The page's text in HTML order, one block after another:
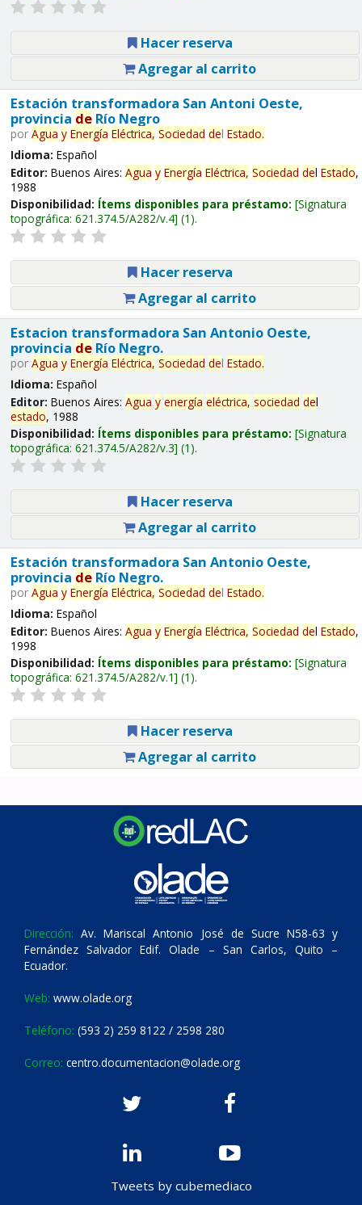
Hacer reserva
Agregar al carrito
Estación transformadora San Antoni Oeste,
provincia deRío Negro
por Agua y Energía Eléctrica, Sociedad del Estado.
Idioma: Español
Editor: Buenos Aires: Agua y Energía Eléctrica, Sociedad del Estado,
1988
Disponibilidad: Ítems disponibles para préstamo: Signatura
topográfica: 621.374.5/A282/v.4 (1).
Hacer reserva
Agregar al carrito
Estacion transformadora San Antonio Oeste,
provincia deRío Negro.
por Agua y Energía Eléctrica, Sociedad del Estado.
Idioma: Español
Editor: Buenos Aires: Agua y energía eléctrica, sociedad del
estado, 1988
Disponibilidad: Ítems disponibles para préstamo: Signatura
topográfica: 621.374.5/A282/v.3 (1).
Hacer reserva
Agregar al carrito
Estación transformadora San Antonio Oeste,
provincia deRío Negro.
por Agua y Energía Eléctrica, Sociedad del Estado.
Idioma: Español
Editor: Buenos Aires: Agua y Energía Eléctrica, Sociedad del Estado,
1998
Disponibilidad: Ítems disponibles para préstamo: Signatura
topográfica: 621.374.5/A282/v.1 (1).
Hacer reserva
Agregar al carrito
Dirección: Av. Mariscal Antonio José de Sucre N58-63 y
Fernández Salvador Edif. Olade – San Carlos, Quito –
Ecuador.
Web: www.olade.org
Teléfono: (593 2) 259 8122 / 2598 280
Correo: centro.documentacion@olade.org
Tweets by cubemediaco